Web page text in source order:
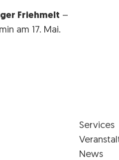
Friehmelt –
am 17. Mai.
Services
News